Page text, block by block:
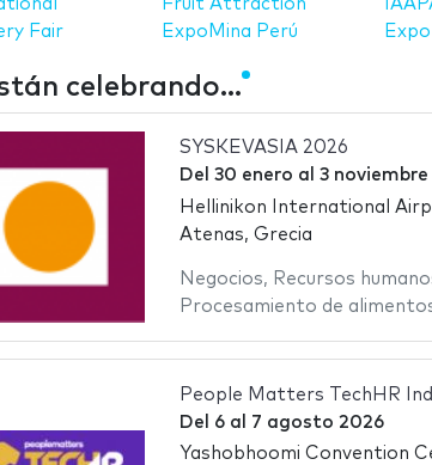
Fair
Fruit Attraction
ExpoMina Perú
Expo
celebrando...
SYSKEVASIA 2026
Del 30 enero al 3
Hellinikon International
Atenas, Grecia
Negocios, Recursos
Procesamiento de
People Matters TechHR
Del 6al 7 agosto 2026
Yashobhoomi Convention